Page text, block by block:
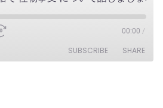
00:00 /
SUBSCRIBE SHARE